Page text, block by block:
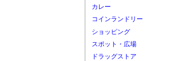
カレー
コインランドリー
ショッピング
スポット・広場
ドラッグストア